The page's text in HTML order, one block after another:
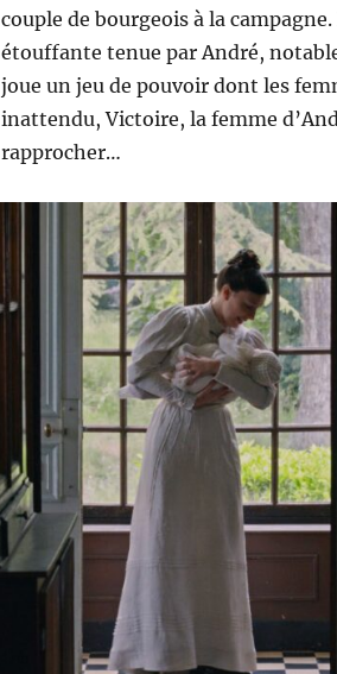
couple de bourgeois à la
étouffante tenue par André,
joue un jeu de pouvoir dont les
inattendu, Victoire, la femme
rapprocher…